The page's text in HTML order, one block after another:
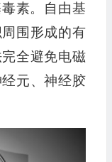
素。自由基
围形成的有
全避免电磁
元、神经胶